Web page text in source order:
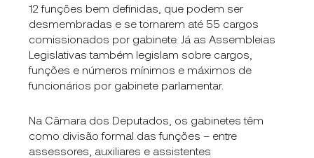
12 funções bem definidas, que podem ser
desmembradas e se tornarem até 55 cargos
comissionados por gabinete. Já as Assembleias
Legislativas também legislam sobre cargos,
funções e números mínimos e máximos de
funcionários por gabinete parlamentar.
Na Câmara dos Deputados, os gabinetes têm
como divisão formal das funções – entre
assessores, auxiliares e assistentes